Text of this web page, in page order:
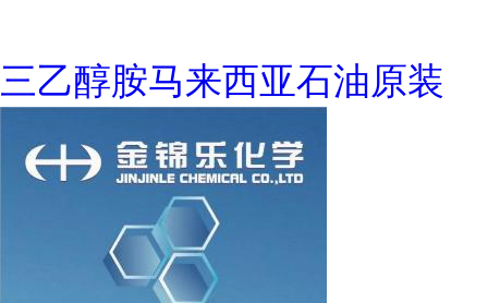
三乙醇胺马来西亚石油原装